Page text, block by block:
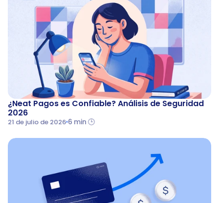
¿Neat Pagos es Confiable? Análisis de Seguridad
2026
21 de julio de 2026 6 min 🕒